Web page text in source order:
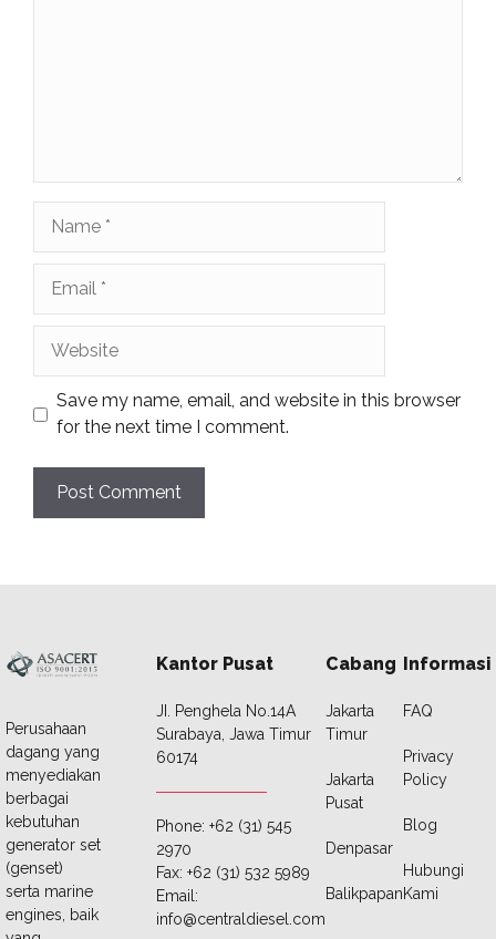
Save my name, email, and website in this browser
for the next time I comment.
Perusahaan
dagang yang
menyediakan
berbagai
kebutuhan
generator set
(genset)
serta marine
engines, baik
Kantor Pusat
JI. Penghela No.14A
Surabaya, Jawa Timur
60174
Phone: +62 (31) 545
2970
Fax: +62 (31) 532 5989
Email:
info@centraldiesel.com
Cabang
Jakarta
Timur
Jakarta
Pusat
Denpasar
Balikpapan
Informasi
FAQ
Privacy
Policy
Blog
Hubungi
Kami